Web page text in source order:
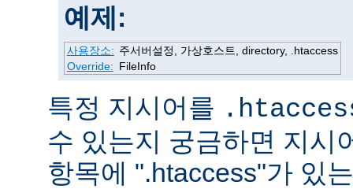
예제:
사용장소: 주서버설정, 가상호스트, directory, .htaccess
Override: FileInfo
특정 지시어를
수 있는지 궁금하면 지시
항목에 ".htaccess"가 있